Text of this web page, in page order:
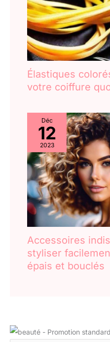
Élastiques
votre coiffure
Déc
12
2023
Accessoires
styliser
épais et bouclés